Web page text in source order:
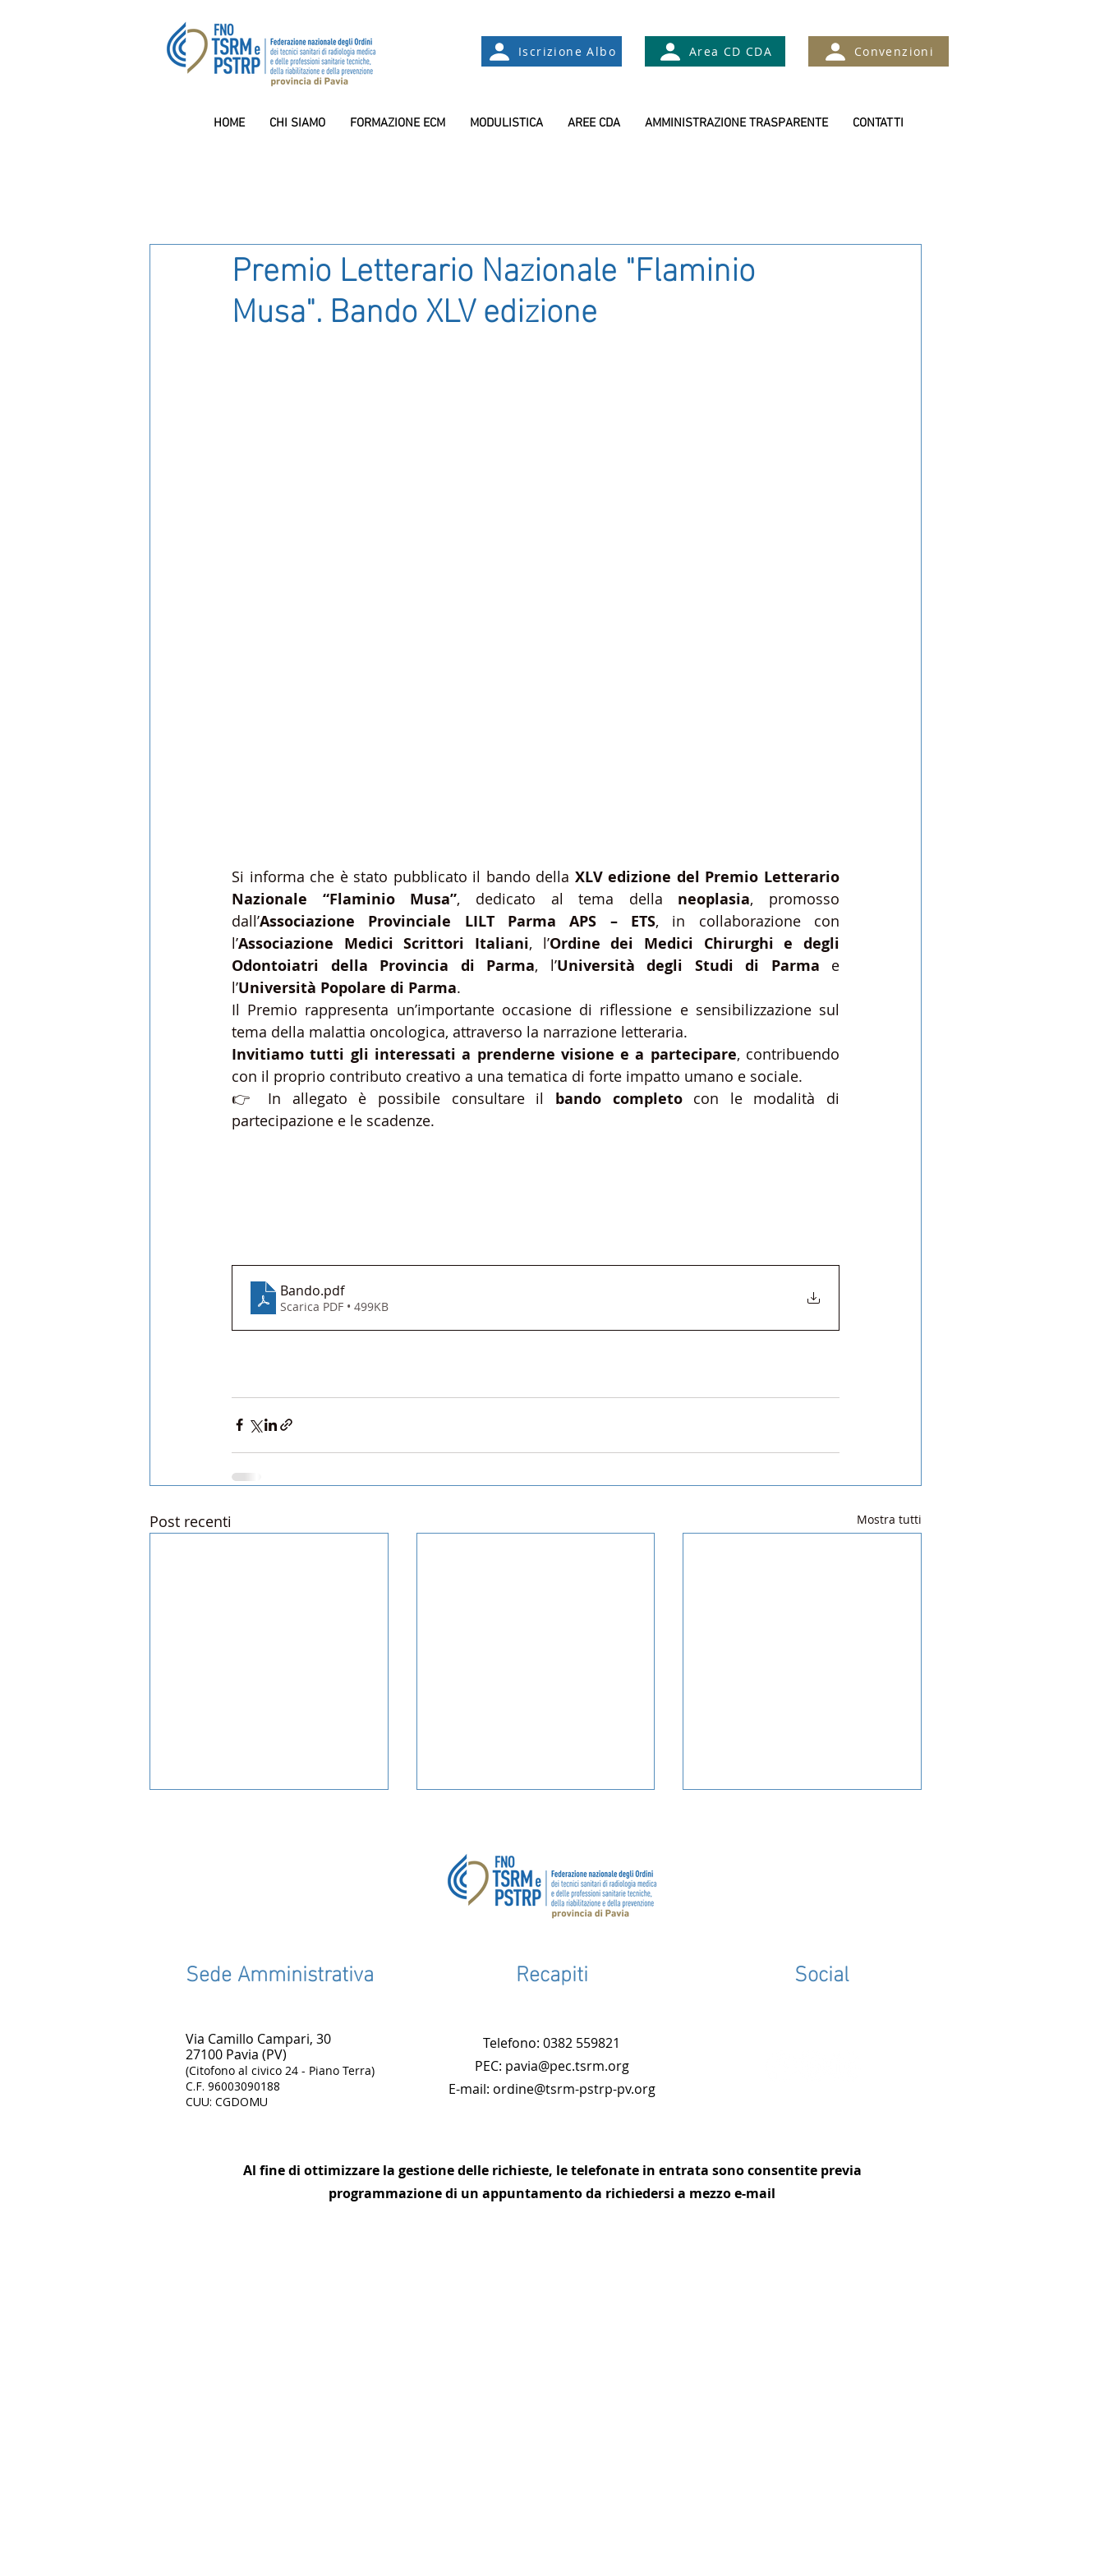
Iscrizione Albo Area CD CDA Convenzioni
HOME CHI SIAMO FORMAZIONE ECM MODULISTICA AREE CDA AMMINISTRAZIONE TRASPARENTE CONTATTI
Premio Letterario Nazionale "Flaminio
Musa". Bando XLV edizione
Si informa che è stato pubblicato il bando della XLV edizione del Premio Letterario
Nazionale “Flaminio Musa”, dedicato al tema della neoplasia, promosso
dall’Associazione Provinciale LILT Parma APS – ETS, in collaborazione con
l’Associazione Medici Scrittori Italiani, l’Ordine dei Medici Chirurghi e degli
Odontoiatri della Provincia di Parma, l’Università degli Studi di Parma e
l’Università Popolare di Parma.
Il Premio rappresenta un’importante occasione di riflessione e sensibilizzazione sul
tema della malattia oncologica, attraverso la narrazione letteraria.
Invitiamo tutti gli interessati a prenderne visione e a partecipare, contribuendo
con il proprio contributo creativo a una tematica di forte impatto umano e sociale.
👉 In allegato è possibile consultare il bando completo con le modalità di
partecipazione e le scadenze.
Bando.pdf
Scarica PDF • 499KB
Post recenti Mostra tutti
scatta l’iscrizione all’Ordine
professionisti e persone
della Costituzione per
Sede Amministrativa
Via Camillo Campari, 30
27100 Pavia (PV)
(Citofono al civico 24 - Piano Terra)
C.F. 96003090188
CUU: CGDOMU
Recapiti
Telefono: 0382 559821
PEC: pavia@pec.tsrm.org
E-mail: ordine@tsrm-pstrp-pv.org
Social
Al fine di ottimizzare la gestione delle richieste, le telefonate in entrata sono consentite previa
programmazione di un appuntamento da richiedersi a mezzo e-mail